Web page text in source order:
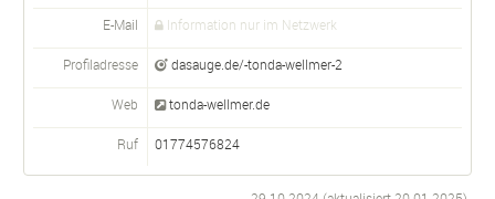
E-Mail Information nur im Netzwerk
Profiladresse dasauge.de/-tonda-wellmer-2
Web tonda-wellmer.de
Ruf 01774576824